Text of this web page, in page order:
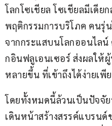
โลกโซเชียล โซเชียลมีเดี
พฤติกรรมการบริโภค คนรุ่
จากกระแสบนโลกออนไลน์
กอินฟลูเอนเซอร์ ส่งผลให้
หลายขึ้น ที่เข้าถึงได้ง่ายเพี
โดยทั้งหมดนี้ล้วนเป็นปัจจั
เดินหน้าสร้างสรรค์แบรน